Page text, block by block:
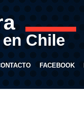
Chile
FACEBOOK